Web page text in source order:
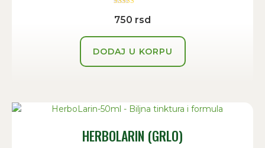
5.00
od 5
750 rsd
DODAJ U KORPU
HERBOLARIN (GRLO)